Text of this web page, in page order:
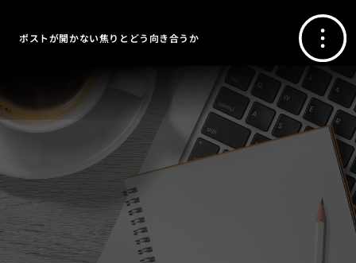
ポストが開かない焦りとどう向き合うか